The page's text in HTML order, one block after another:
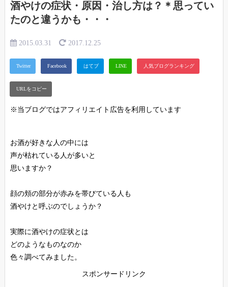
酒やけの症状・原因・治し方は？＊思ってい
たのと違うかも・・・
2015.03.31 2017.12.25
※当ブログではアフィリエイト広告を利用しています
お酒が好きな人の中には
声が枯れている人が多いと
思いますか？
顔の頬の部分が赤みを帯びている人も
酒やけと呼ぶのでしょうか？
実際に酒やけの症状とは
どのようなものなのか
色々調べてみました。
スポンサードリンク